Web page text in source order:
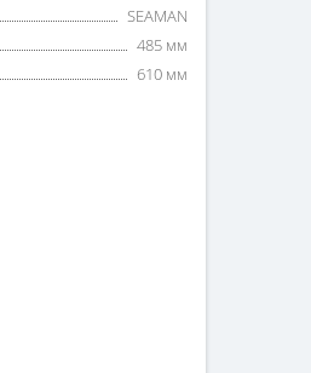
SEAMAN
485 мм
610 мм